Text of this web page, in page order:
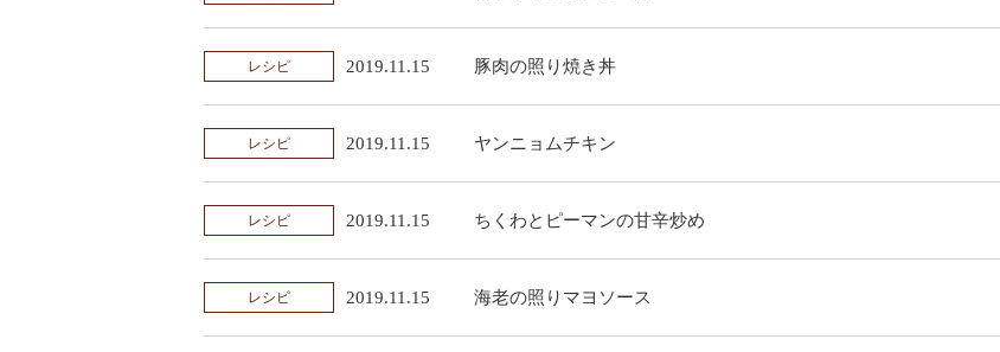
レシピ 2019.11.15 豚肉の照り焼き丼
レシピ 2019.11.15 ヤンニョムチキン
レシピ 2019.11.15 ちくわとピーマンの甘辛炒め
レシピ 2019.11.15 海老の照りマヨソース